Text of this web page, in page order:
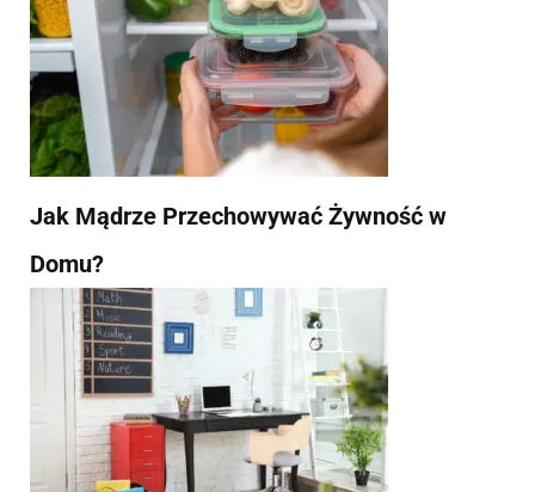
Jak Mądrze Przechowywać Żywność w
Domu?